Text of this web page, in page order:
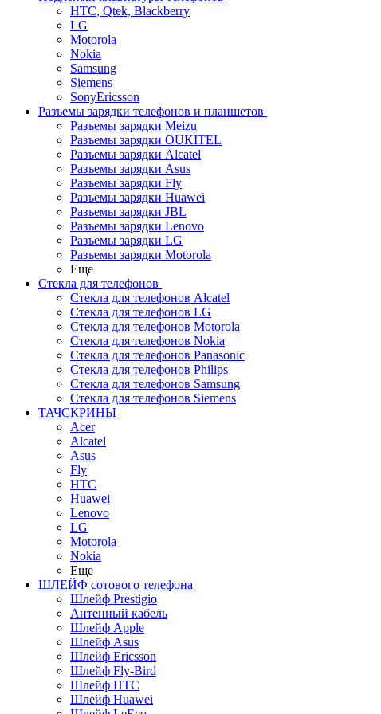
HTC, Qtek, Blackberry
LG
Motorola
Nokia
Samsung
Siemens
SonyEricsson
Разъемы зарядки телефонов и планшетов
Разъемы зарядки Meizu
Разъемы зарядки OUKITEL
Разъемы зарядки Alcatel
Разъемы зарядки Asus
Разъемы зарядки Fly
Разъемы зарядки Huawei
Разъемы зарядки JBL
Разъемы зарядки Lenovo
Разъемы зарядки LG
Разъемы зарядки Motorola
Еще
Стекла для телефонов
Стекла для телефонов Alcatel
Стекла для телефонов LG
Стекла для телефонов Motorola
Стекла для телефонов Nokia
Стекла для телефонов Panasonic
Стекла для телефонов Philips
Стекла для телефонов Samsung
Стекла для телефонов Siemens
ТАЧСКРИНЫ
Acer
Alcatel
Asus
Fly
HTC
Huawei
Lenovo
LG
Motorola
Nokia
Еще
ШЛЕЙФ сотового телефона
Шлейф Prestigio
Антенный кабель
Шлейф Apple
Шлейф Asus
Шлейф Ericsson
Шлейф Fly-Bird
Шлейф HTC
Шлейф Huawei